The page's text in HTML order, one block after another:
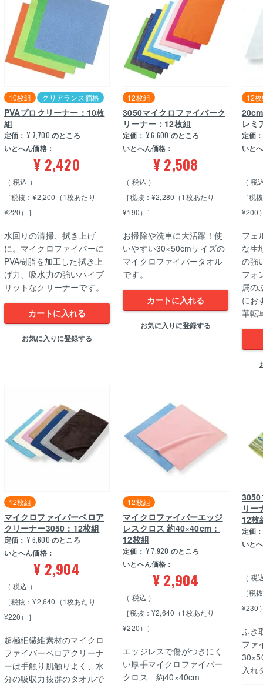
10枚組 クリアランス価格
PVAプロクリーナー：10枚
組
定価： ¥ 7,700 のところ
いとへん価格：
¥ 2,420
税込
［税抜：¥2,200（1枚あたり
¥220）］
水回りの清掃、拭き上げ
に。マイクロファイバーに
PVA樹脂を加工した拭き上
げ力、吸水力の強いハイブ
リットなクリーナーです。
カートに入れる
お気に入りに登録する
12枚組
3050マイクロファイバーク
リーナー：12枚組
定価： ¥ 6,600 のところ
いとへん価格：
¥2,508
税込
［税抜：¥2,280（1枚あたり
¥190）］
お掃除や洗車に大活躍！使
いやすい30×50cmサイズの
マイクロファイバータオル
です。
カートに入れる
お気に入りに登録する
12
レミ
定価：
いと
税
［税
¥200
フェ
な生
の強
フォ
属の
にお
華転
12枚組
マイクロファイバーベロア
クリーナー3050：12枚組
定価： ¥ 6,600 のところ
いとへん価格：
¥ 2,904
税込
［税抜：¥2,640（1枚あたり
¥220）］
超極細繊維素材のマイクロ
ファイバーベロアクリーナ
ーは手触り肌触りよく、水
分の吸収力抜群のタオルで
12枚組
マイクロファイバーエッジ
レスクロス 約40×40cm：
12枚組
定価： ¥ 7,920 のところ
いとへん価格：
¥2,904
税込
［税抜：¥2,640（1枚あたり
¥220）］
エッジレスで傷がつきにく
い厚手マイクロファイバー
クロス 約40×40cm
3050
リー
12枚
定価：
いと
税
［税
¥230
ふき
ファ
入れ